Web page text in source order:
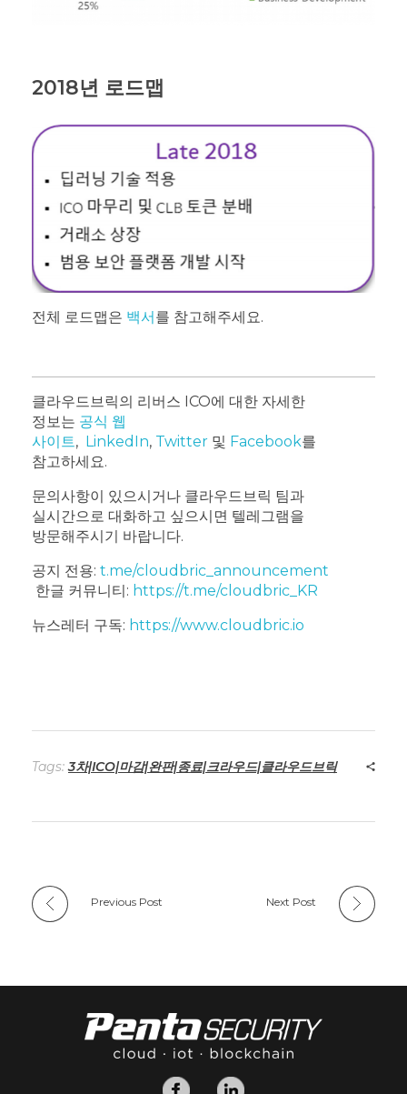
2018년 로드맵
전체 로드맵은 백서를 참고해주세요.
클라우드브릭의 리버스 ICO에 대한 자세한
정보는 공식 웹
사이트, LinkedIn, Twitter 및 Facebook를
참고하세요.
문의사항이 있으시거나 클라우드브릭 팀과
실시간으로 대화하고 싶으시면 텔레그램을
방문해주시기 바랍니다.
공지 전용: t.me/cloudbric_announcement
한글 커뮤니티: https://t.me/cloudbric_KR
뉴스레터 구독: https://www.cloudbric.io
Tags:3차|ICO|마감|완판|종료|크라우드|클라우드브릭
Previous Post Next Post